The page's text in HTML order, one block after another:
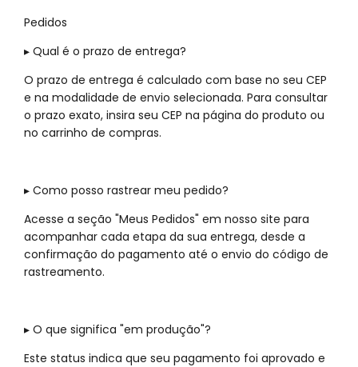
Pedidos
▸ Qual é o prazo de entrega?
O prazo de entrega é calculado com base no seu CEP
e na modalidade de envio selecionada. Para consultar
o prazo exato, insira seu CEP na página do produto ou
no carrinho de compras.
▸ Como posso rastrear meu pedido?
Acesse a seção "Meus Pedidos" em nosso site para
acompanhar cada etapa da sua entrega, desde a
confirmação do pagamento até o envio do código de
rastreamento.
▸ O que significa "em produção"?
Este status indica que seu pagamento foi aprovado e